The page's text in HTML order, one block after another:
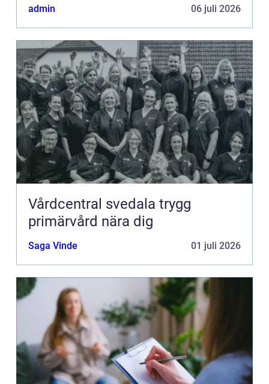
admin 06 juli 2026
Vårdcentral svedala trygg
primärvård nära dig
Saga Vinde 01 juli 2026